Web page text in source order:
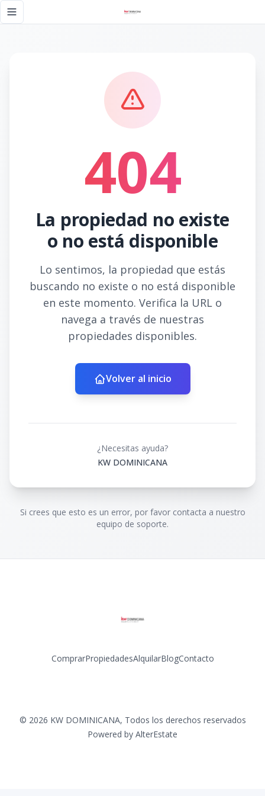
Toggle navigation menu
404
La propiedad no existe
o no está disponible
Lo sentimos, la propiedad que estás
buscando no existe o no está disponible
en este momento. Verifica la URL o
navega a través de nuestras
propiedades disponibles.
Volver al inicio
¿Necesitas ayuda?
KW DOMINICANA
Si crees que esto es un error, por favor contacta a nuestro
equipo de soporte.
ComprarPropiedadesAlquilarBlogContacto
© 2026 KW DOMINICANA, Todos los derechos reservados
Powered by AlterEstate
Página no encontrada - KW DOMINICANA